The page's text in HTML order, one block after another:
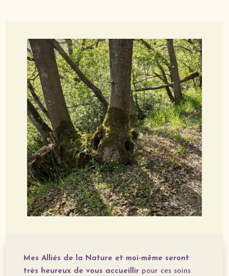
Mes Alliés de la Nature et moi-même seront
très heureux de vous accueillir pour ces soins